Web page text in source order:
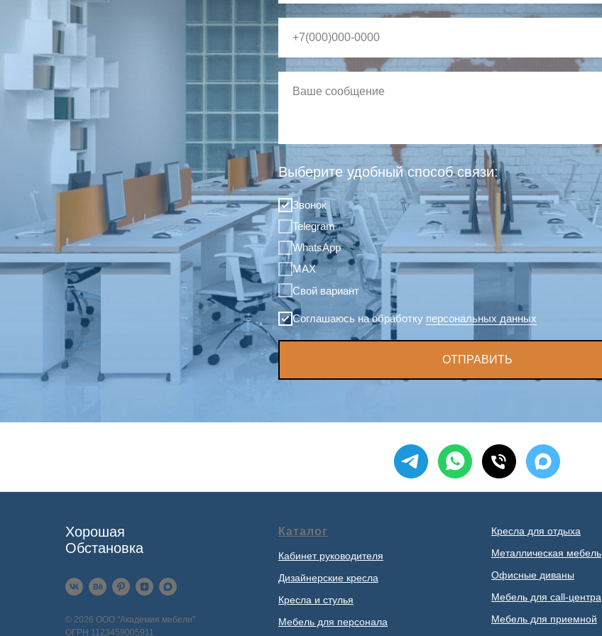
Выберите удобный способ связи:
Звонок
Telegram
WhatsApp
MAX
Свой вариант
Соглашаюсь на обработку персональных данных
ОТПРАВИТЬ
Хорошая
Обстановка
© 2026 ООО "Академия мебели"
ОГРН 1123459005911
Каталог
Кабинет руководителя
Дизайнерские кресла
Кресла и стулья
Мебель для персонала
Кресла для отдыха
Металлическая мебель
Офисные диваны
Мебель для call-центра
Мебель для приемной